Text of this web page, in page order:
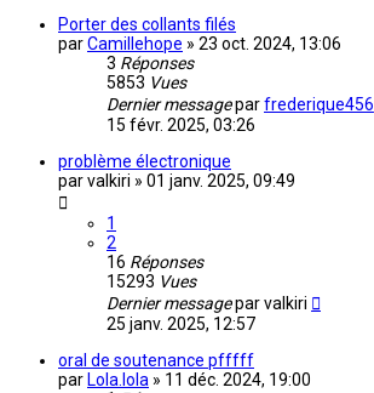
Porter des collants filés
parCamillehope » 23 oct. 2024, 13:06
3 Réponses
5853 Vues
Dernier messageparfrederique456
15 févr. 2025, 03:26
problème électronique
parvalkiri » 01 janv. 2025, 09:49
1
2
16 Réponses
15293 Vues
Dernier messageparvalkiri
25 janv. 2025, 12:57
oral de soutenance pfffff
par Lola.lola » 11 déc. 2024, 19:00